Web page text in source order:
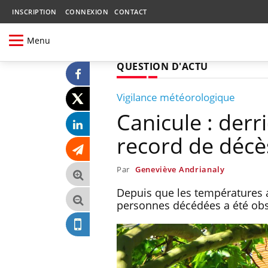
INSCRIPTION CONNEXION CONTACT
Menu
QUESTION D'ACTU
Vigilance météorologique
Canicule :
record de
Par Geneviève Andrianaly
Depuis que les
personnes décédées a été